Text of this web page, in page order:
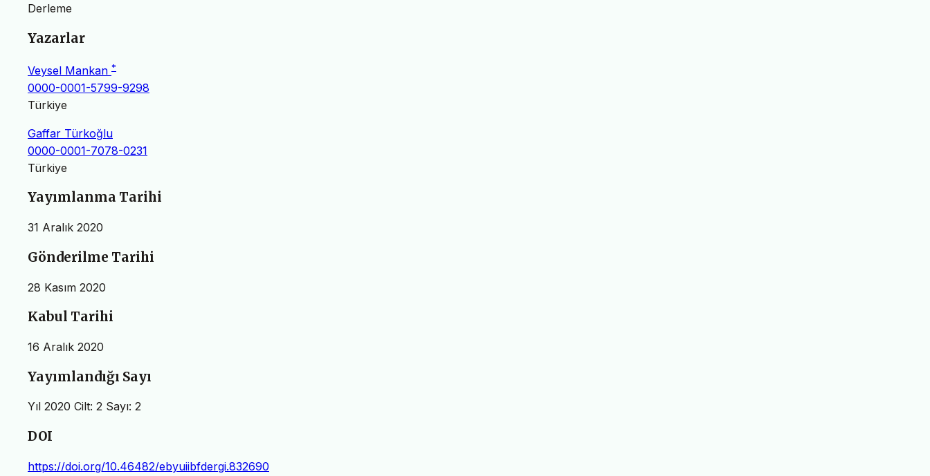
Derleme
Yazarlar
Veysel Mankan *
0000-0001-5799-9298
Türkiye
Gaffar Türkoğlu
0000-0001-7078-0231
Türkiye
Yayımlanma Tarihi
31 Aralık 2020
Gönderilme Tarihi
28 Kasım 2020
Kabul Tarihi
16 Aralık 2020
Yayımlandığı Sayı
Yıl 2020 Cilt: 2 Sayı: 2
DOI
https://doi.org/10.46482/ebyuiibfdergi.832690